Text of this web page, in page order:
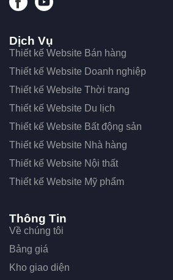
Dịch Vụ
Thiết kế Website Bán hàng
Thiết kế Website Doanh nghiệp
Thiết kế Website Thời trang
Thiết kế Website Du lịch
Thiết kế Website Bất động sản
Thiết kế Website Nhà hàng
Thiết kế Website Nội thất
Thiết kế Website Mỹ phẩm
Thông Tin
Về chúng tôi
Bảng giá
Kho giao diện